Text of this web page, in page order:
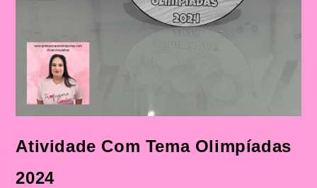
Atividade Com Tema Olimpíadas
2024